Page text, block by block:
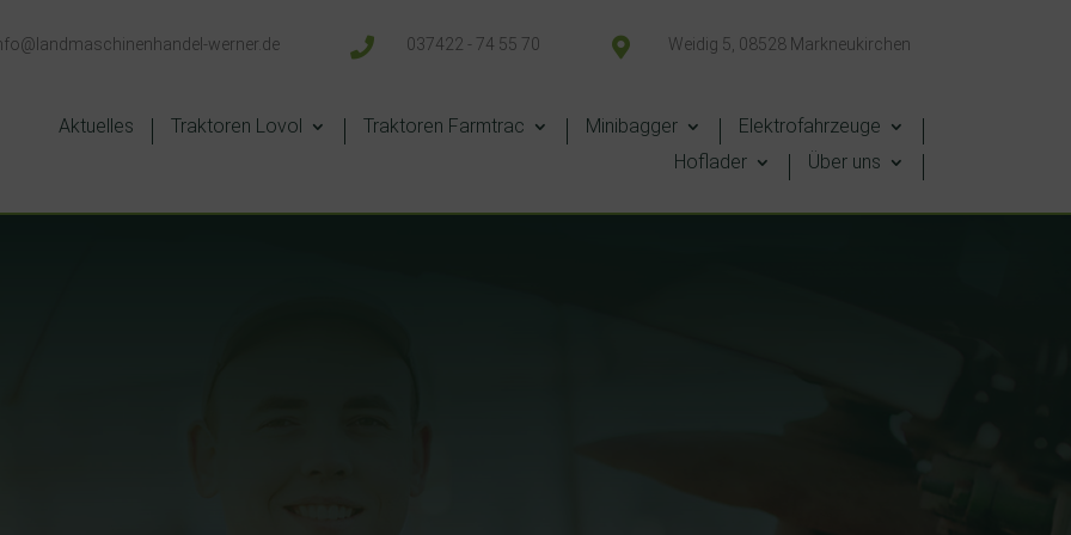
werner.de  037422 - 74 55 70  Weidig 5, 08528 Markneukirchen
Aktuelles Traktoren Lovol Traktoren Farmtrac Minibagger
Elektrofahrzeuge
Hoflader
Über uns